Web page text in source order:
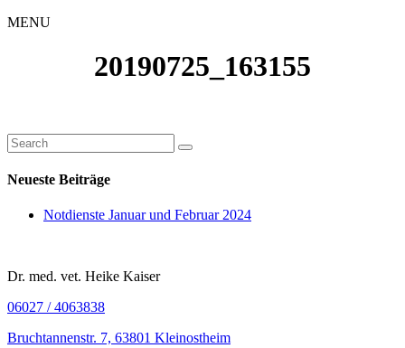
MENU
20190725_163155
Neueste Beiträge
Notdienste Januar und Februar 2024
Dr. med. vet. Heike Kaiser
06027 / 4063838
Bruchtannenstr. 7, 63801 Kleinostheim